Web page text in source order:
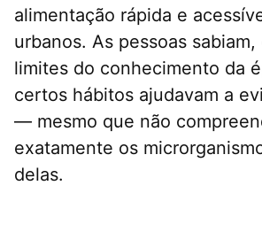
alimentação rápida e
urbanos. As pessoas
limites do conhecimento da
certos hábitos ajudavam a
— mesmo que não
exatamente os
delas.